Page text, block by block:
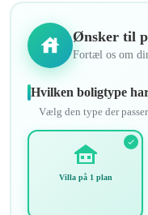
Ønsker til
Fortæl os om
Hvilken boligtype
Vælg den type der
Villa på 1 plan